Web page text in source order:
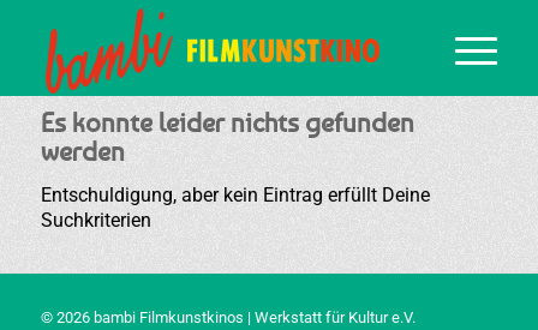
Es konnte leider nichts gefunden
werden
Entschuldigung, aber kein Eintrag erfüllt Deine
Suchkriterien
© 2026 bambi Filmkunstkinos | Werkstatt für Kultur e.V.